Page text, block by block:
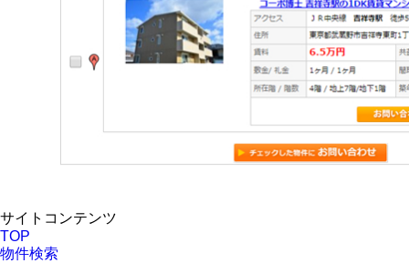
サイトコンテンツ
TOP
物件検索